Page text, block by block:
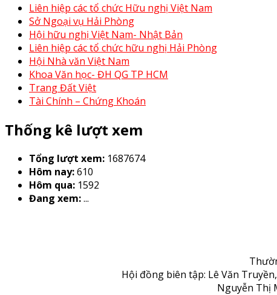
Liên hiệp các tổ chức Hữu nghị Việt Nam
Sở Ngoại vụ Hải Phòng
Hội hữu nghị Việt Nam- Nhật Bản
Liên hiệp các tổ chức hữu nghị Hải Phòng
Hội Nhà văn Việt Nam
Khoa Văn học- ĐH QG TP HCM
Trang Đất Việt
Tài Chính – Chứng Khoán
Thống kê lượt xem
Tổng lượt xem: 1687674
Hôm nay:610
Hôm qua: 1592
Đang xem:...
Hội đồng biên tập: Lê Văn
Nguyễn Thị